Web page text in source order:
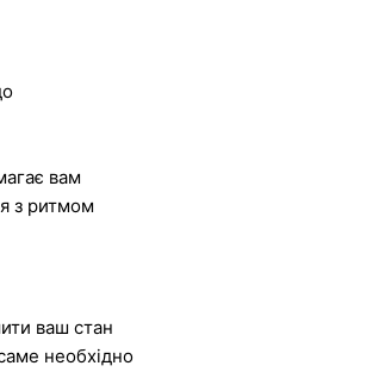
вам
з ритмом
ваш стан
необхідно